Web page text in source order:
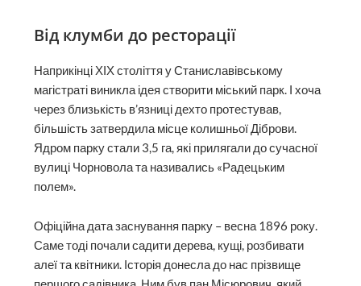
Від клумби до ресторації
Наприкінці ХІХ століття у Станиславівському
магістраті виникла ідея створити міський парк. І хоча
через близькість в’язниці дехто протестував,
більшість затвердила місце колишньої Діброви.
Ядром парку стали 3,5 га, які прилягали до сучасної
вулиці Чорновола та називались «Радецьким
полем».
Офіційна дата заснування парку – весна 1896 року.
Саме тоді почали садити дерева, кущі, розбивати
алеї та квітники. Історія донесла до нас прізвище